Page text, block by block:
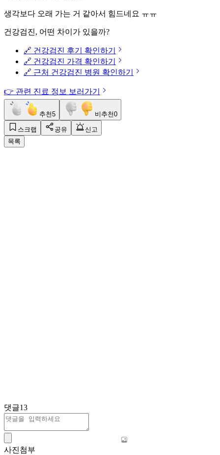
생각보다 오래 가는 거 같아서 힘드네요 ㅠㅠ
건강검진, 어떤 차이가 있을까?
🔗 건강검진 후기 확인하기
🔗 건강검진 가격 확인하기
🔗 근처 건강검진 병원 확인하기
👉 관련 진료 정보 보러가기
추천5 비추천0
스크랩 공유
신고
목록
댓글13
사진첨부